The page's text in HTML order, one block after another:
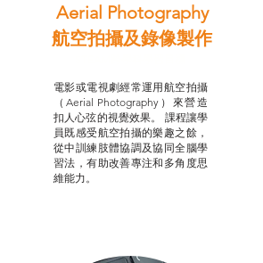
Aerial Photography
航空拍攝及錄像製作
電影或電視劇經常運用航空拍攝
（Aerial Photography）來營造
扣人心弦的視覺效果。 課程讓學
員既感受航空拍攝的樂趣之餘，
從中訓練肢體協調及協同全腦學
習法，有助改善專注和多角度思
維能力。